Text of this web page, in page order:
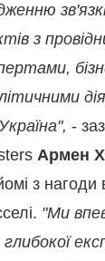
з
-
Армен
з нагоди
"Ми